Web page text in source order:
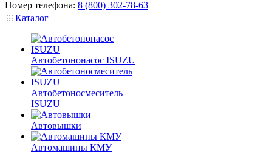
Номер телефона: 8 (800) 302-78-63
Каталог
Автобетононасос ISUZU
Автобетоносмеситель
ISUZU
Автовышки
Автомашины КМУ